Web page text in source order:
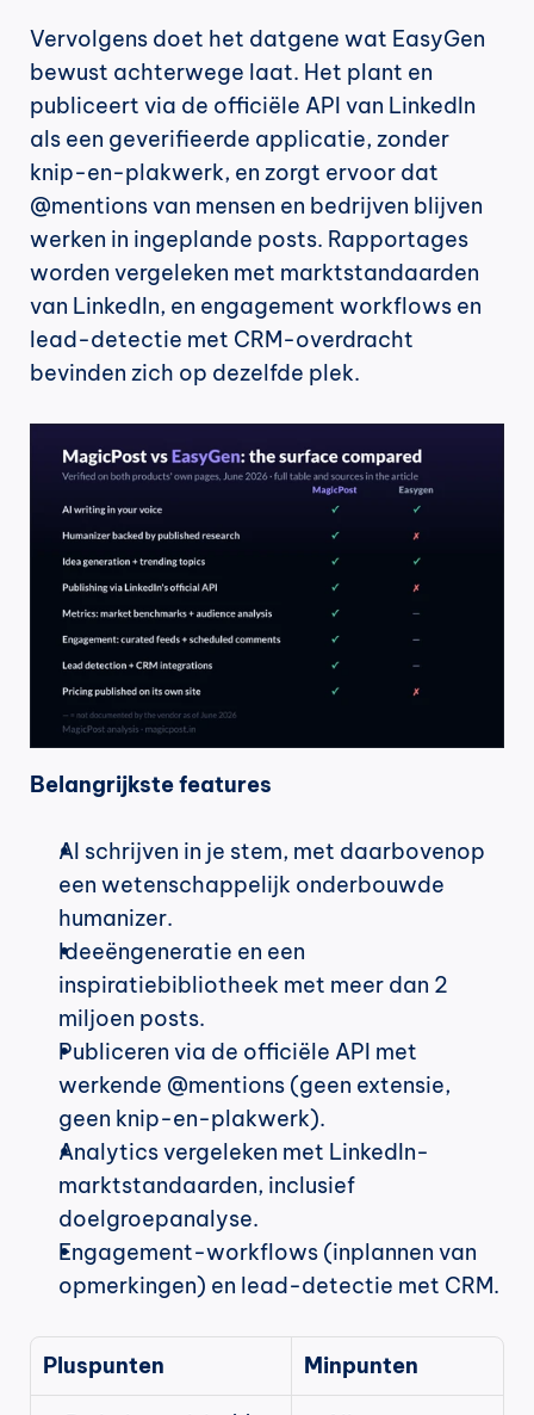
Vervolgens doet het datgene wat EasyGen
bewust achterwege laat. Het plant en
publiceert via de officiële API van LinkedIn
als een geverifieerde applicatie, zonder
knip-en-plakwerk, en zorgt ervoor dat
@mentions van mensen en bedrijven blijven
werken in ingeplande posts. Rapportages
worden vergeleken met marktstandaarden
van LinkedIn, en engagement workflows en
lead-detectie met CRM-overdracht
bevinden zich op dezelfde plek.
Belangrijkste features
AI schrijven in je stem, met daarbovenop
een wetenschappelijk onderbouwde
humanizer.
Ideeëngeneratie en een
inspiratiebibliotheek met meer dan 2
miljoen posts.
Publiceren via de officiële API met
werkende @mentions (geen extensie,
geen knip-en-plakwerk).
Analytics vergeleken met LinkedIn-
marktstandaarden, inclusief
doelgroepanalyse.
Engagement-workflows (inplannen van
opmerkingen) en lead-detectie met CRM.
Pluspunten Minpunten